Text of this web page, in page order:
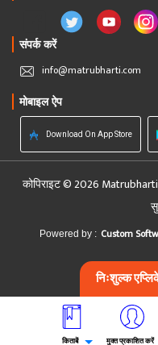
संपर्क करें
info@matrubharti.com
मोबाइल ऐप
Download On App Store
कोपिराइट © 2026
Powered by : Custom
निःशुल्क
किताबें मुक्त प्रकाशित करें